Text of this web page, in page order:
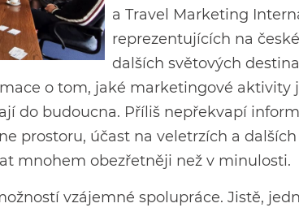
a Travel Marketing
reprezentujících na
dalších světových
o tom, jaké marketingové aktivity
do budoucna. Příliš nepřekvapí
prostoru, účast na veletrzích a
mnohem obezřetněji než v minulosti.
vzájemné spolupráce. Jistě,